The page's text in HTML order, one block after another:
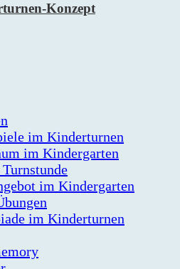
Konzept
im Kinderturnen
im Kindergarten
im Kindergarten
im Kinderturnen